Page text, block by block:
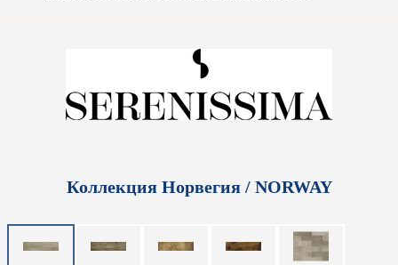
Коллекция Норвегия / NORWAY